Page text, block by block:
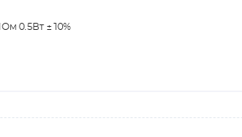
0.5Вт ±10%